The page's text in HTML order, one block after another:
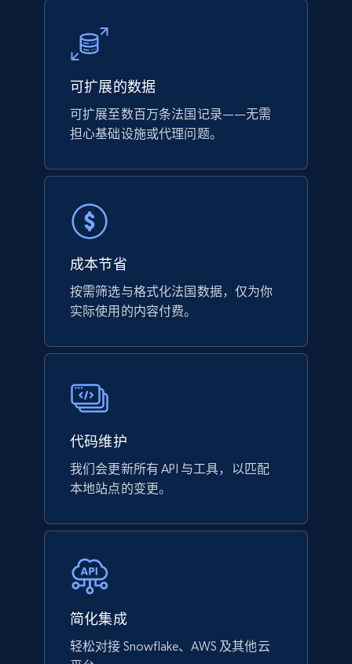
可扩展的数据
可扩展至数百万条法国记录——无需
担心基础设施或代理问题。
成本节省
按需筛选与格式化法国数据，仅为你
实际使用的内容付费。
代码维护
我们会更新所有 API 与工具，以匹配
本地站点的变更。
简化集成
轻松对接 Snowflake、AWS 及其他云